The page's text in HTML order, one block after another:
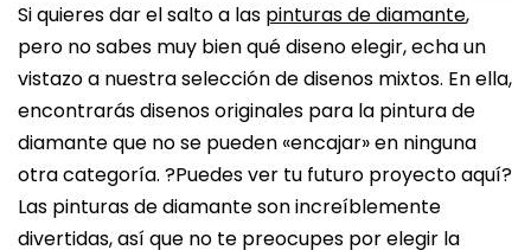
Si quieres dar el salto a las pinturas de diamante,
pero no sabes muy bien qué diseno elegir, echa un
vistazo a nuestra selección de disenos mixtos. En ella,
encontrarás disenos originales para la pintura de
diamante que no se pueden «encajar» en ninguna
otra categoría. ?Puedes ver tu futuro proyecto aquí?
Las pinturas de diamante son increíblemente
divertidas, así que no te preocupes por elegir la